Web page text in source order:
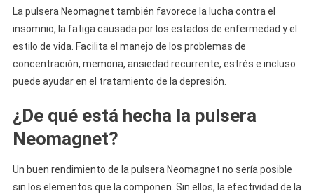
La pulsera Neomagnet también favorece la lucha contra el
insomnio, la fatiga causada por los estados de enfermedad y el
estilo de vida. Facilita el manejo de los problemas de
concentración, memoria, ansiedad recurrente, estrés e incluso
puede ayudar en el tratamiento de la depresión.
¿De qué está hecha la pulsera
Neomagnet?
Un buen rendimiento de la pulsera Neomagnet no sería posible
sin los elementos que la componen. Sin ellos, la efectividad de la